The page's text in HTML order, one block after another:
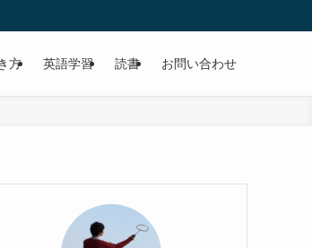
方 英語学習 読書 お問い合わせ